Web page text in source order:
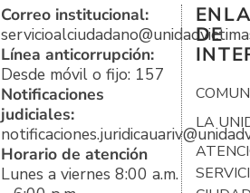
Correo institucional:
Línea anticorrupción:
Desde móvil o fijo: 157
Notificaciones
judiciales:
Horario de atención
Lunes a viernes 8:00 a.m.
DE
LA